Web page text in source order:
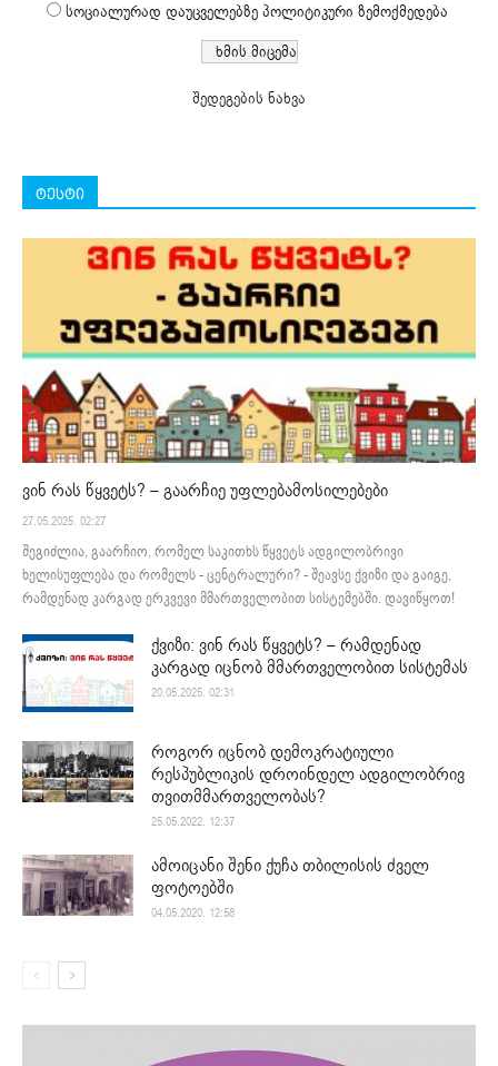
სოციალურად დაუცველებზე პოლიტიკური ზემოქმედება
შედეგების ნახვა
ტესტი
ვინ რას წყვეტს? – გაარჩიე უფლებამოსილებები
27.05.2025. 02:27
შეგიძლია, გაარჩიო, რომელ საკითხს წყვეტს ადგილობრივი
ხელისუფლება და რომელს - ცენტრალური? - შეავსე ქვიზი და გაიგე,
რამდენად კარგად ერკვევი მმართველობით სისტემებში. დავიწყოთ!
ქვიზი: ვინ რას წყვეტს? – რამდენად
კარგად იცნობ მმართველობით სისტემას
20.05.2025. 02:31
როგორ იცნობ დემოკრატიული
რესპუბლიკის დროინდელ ადგილობრივ
თვითმმართველობას?
25.05.2022. 12:37
ამოიცანი შენი ქუჩა თბილისის ძველ
ფოტოებში
04.05.2020. 12:58